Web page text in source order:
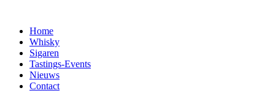
Home
Whisky
Sigaren
Tastings-Events
Nieuws
Contact